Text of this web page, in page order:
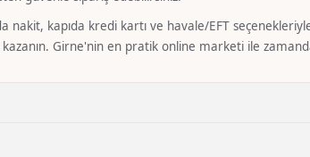
nakit, kapıda kredi kartı ve havale/EFT
Girne'nin en pratik online marketi ile